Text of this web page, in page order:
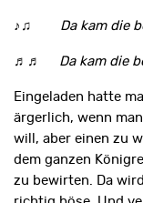
♪♫ Da kam die
♬♬ Da kam die
Eingeladen hatte
ärgerlich, wenn
will, aber einen zu
dem ganzen
zu bewirten. Da